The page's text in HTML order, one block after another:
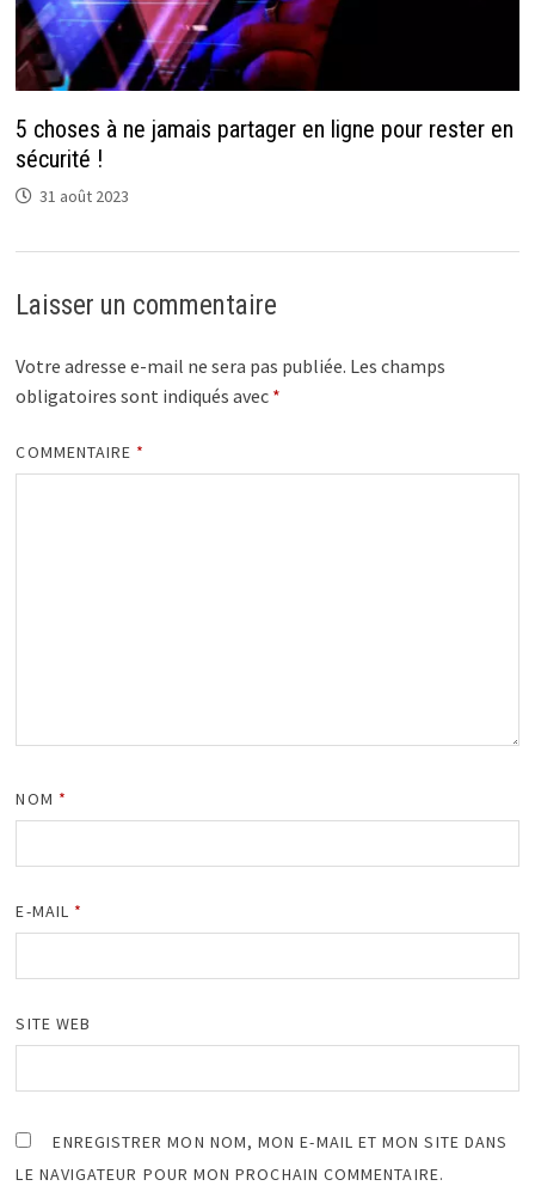
5 choses à ne jamais partager en ligne pour rester en
sécurité !
31 août 2023
Laisser un commentaire
Votre adresse e-mail ne sera pas publiée. Les champs
obligatoires sont indiqués avec *
COMMENTAIRE *
NOM *
E-MAIL *
SITE WEB
ENREGISTRER MON NOM, MON E-MAIL ET MON SITE DANS
LE NAVIGATEUR POUR MON PROCHAIN COMMENTAIRE.